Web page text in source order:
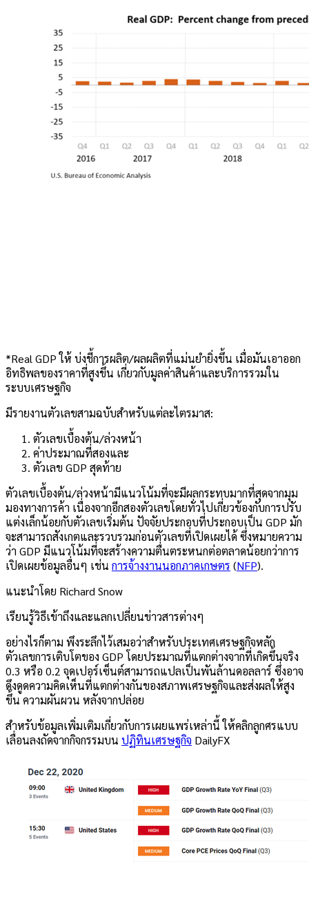
*Real GDPให้ บ่งชี้การผลิต/ผลผลิตที่แม่นยำยิ่งขึ้น เมื่อมันเอาออก
อิทธิพลของราคาที่สูงขึ้น เกี่ยวกับมูลค่าสินค้าและบริการรวมใน
ระบบเศรษฐกิจ
มีรายงานตัวเลขสามฉบับสำหรับแต่ละไตรมาส:
ตัวเลขเบื้องต้น/ล่วงหน้า
ค่าประมาณที่สองและ
ตัวเลข GDP สุดท้าย
ตัวเลขเบื้องต้น/ล่วงหน้ามีแนวโน้มที่จะมีผลกระทบมากที่สุดจากมุม
มองทางการค้า เนื่องจากอีกสองตัวเลขโดยทั่วไปเกี่ยวข้องกับการปรับ
แต่งเล็กน้อยกับตัวเลขเริ่มต้น ปัจจัยประกอบที่ประกอบเป็น GDP มัก
จะสามารถสังเกตและรวบรวมก่อนตัวเลขที่เปิดเผยได้ ซึ่งหมายความ
ว่า GDP มีแนวโน้มที่จะสร้างความตื่นตระหนกต่อตลาดน้อยกว่าการ
เปิดเผยข้อมูลอื่นๆ เช่น การจ้างงานนอกภาคเกษตร (NFP).
แนะนำโดย Richard Snow
เรียนรู้วิธีเข้าถึงและแลกเปลี่ยนข่าวสารต่างๆ
อย่างไรก็ตาม พึงระลึกไว้เสมอว่าสำหรับประเทศเศรษฐกิจหลัก
ตัวเลขการเติบโตของ GDP โดยประมาณที่แตกต่างจากที่เกิดขึ้นจริง
0.3 หรือ 0.2 จุดเปอร์เซ็นต์สามารถแปลเป็นพันล้านดอลลาร์ ซึ่งอาจ
ดึงดูดความคิดเห็นที่แตกต่างกันของสภาพเศรษฐกิจและส่งผลให้สูง
ขึ้น ความผันผวน หลังจากปล่อย
สำหรับข้อมูลเพิ่มเติมเกี่ยวกับการเผยแพร่เหล่านี้ ให้คลิกลูกศรแบบ
เลื่อนลงถัดจากกิจกรรมบน ปฏิทินเศรษฐกิจ DailyFX